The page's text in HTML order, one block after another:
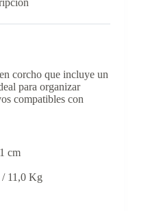
corcho que incluye un
para organizar
compatibles con
cm
11,0 Kg